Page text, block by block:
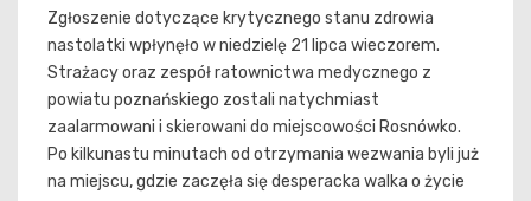
Zgłoszenie dotyczące krytycznego stanu zdrowia
nastolatki wpłynęło w niedzielę 21 lipca wieczorem.
Strażacy oraz zespół ratownictwa medycznego z
powiatu poznańskiego zostali natychmiast
zaalarmowani i skierowani do miejscowości Rosnówko.
Po kilkunastu minutach od otrzymania wezwania byli już
na miejscu, gdzie zaczęła się desperacka walka o życie